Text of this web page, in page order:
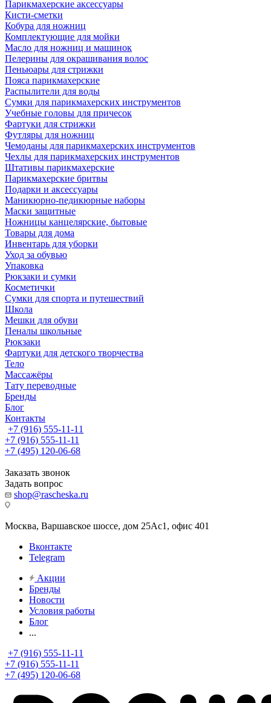
Парикмахерские аксессуары
Кисти-сметки
Кобура для ножниц
Комплектующие для мойки
Масло для ножниц и машинок
Пелерины для окрашивания волос
Пеньюары для стрижки
Пояса парикмахерские
Распылители для воды
Сумки для парикмахерских инструментов
Учебные головы для причесок
Фартуки для стрижки
Футляры для ножниц
Чемоданы для парикмахерских инструментов
Чехлы для парикмахерских инструментов
Штативы парикмахерские
Парикмахерские бритвы
Подарки и аксессуары
Маникюрно-педикюрные наборы
Маски защитные
Ножницы канцелярские, бытовые
Товары для дома
Инвентарь для уборки
Уход за обувью
Упаковка
Рюкзаки и сумки
Косметички
Сумки для спорта и путешествий
Школа
Мешки для обуви
Пеналы школьные
Рюкзаки
Фартуки для детского творчества
Тело
Массажёры
Тату переводные
Бренды
Блог
Контакты
+7 (916) 555-11-11
+7 (916) 555-11-11
+7 (495) 120-06-68
Заказать звонок
Задать вопрос
shop@rascheska.ru
Москва, Варшавское шоссе, дом 25Аc1, офис 401
Вконтакте
Telegram
Акции
Бренды
Новости
Условия работы
Блог
...
+7 (916) 555-11-11
+7 (916) 555-11-11
+7 (495) 120-06-68